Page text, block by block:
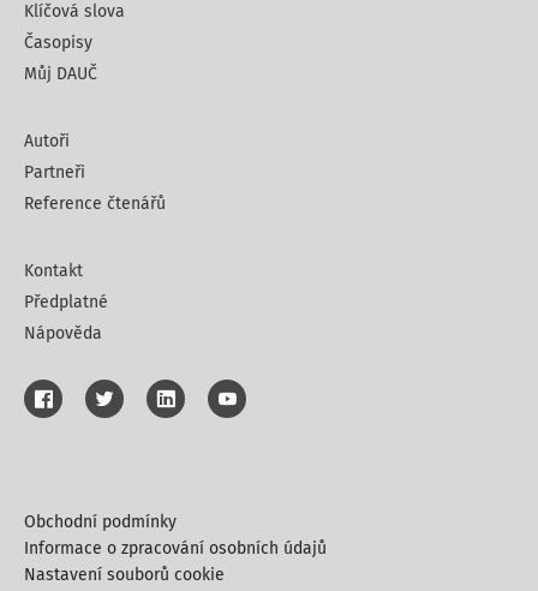
Klíčová slova
Časopisy
Můj DAUČ
Autoři
Partneři
Reference čtenářů
Kontakt
Předplatné
Nápověda
Obchodní podmínky
Informace o zpracování osobních údajů
Nastavení souborů cookie